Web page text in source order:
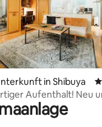
4,99 von 5,
in Shibuya
Aufenthalt! Neu